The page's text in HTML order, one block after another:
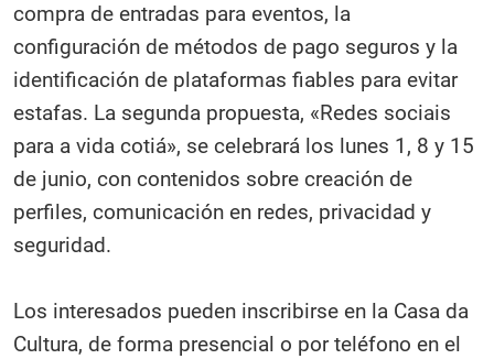
compra de entradas para eventos, la
configuración de métodos de pago seguros y la
identificación de plataformas fiables para evitar
estafas. La segunda propuesta, «Redes sociais
para a vida cotiá», se celebrará los lunes 1, 8 y 15
de junio, con contenidos sobre creación de
perfiles, comunicación en redes, privacidad y
seguridad.
Los interesados pueden inscribirse en la Casa da
Cultura, de forma presencial o por teléfono en el